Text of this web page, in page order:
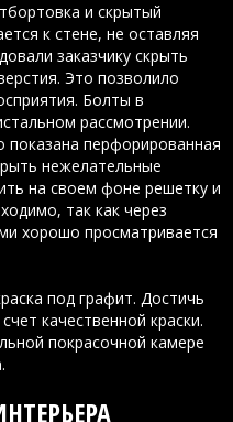
и скрытый
к стене, не оставляя
заказчику скрыть
Это позволило
Болты в
рассмотрении.
перфорированная
нежелательные
на своем фоне решетку и
так как через
хорошо просматривается
под графит. Достичь
качественной краски.
покрасочной камере